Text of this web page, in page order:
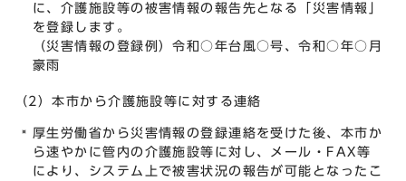
に、介護施設等の被害情報の報告先となる「災害情報」
を登録します。
（災害情報の登録例）令和○年台風○号、令和○年○月
豪雨
（2）本市から介護施設等に対する連絡
厚生労働省から災害情報の登録連絡を受けた後、本市か
ら速やかに管内の介護施設等に対し、メール・FAX等
により、システム上で被害状況の報告が可能となったこ